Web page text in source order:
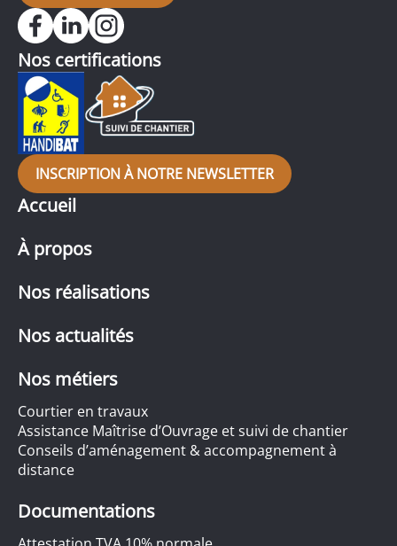
Accueil
À propos
Nos réalisations
Nos actualités
Nos métiers
Courtier en travaux
Assistance Maîtrise d’Ouvrage et suivi de chantier
Conseils d’aménagement & accompagnement à
distance
Documentations
Nos certifications
INSCRIPTION À NOTRE NEWSLETTER